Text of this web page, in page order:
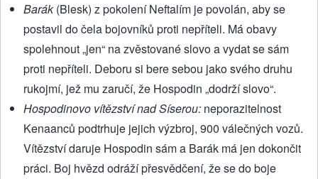
Barák(Blesk) z pokolení Neftalím je povolán, aby se
postavil do čela bojovníků proti nepříteli. Má obavy
spolehnout „jen“ na zvěstované slovo a vydat se sám
proti nepříteli. Deboru si bere sebou jako svého druhu
rukojmí, jež mu zaručí, že Hospodin „dodrží slovo“.
Hospodinovo vítězství nad Síserou: neporazitelnost
Kenaanců podtrhuje jejich výzbroj, 900 válečných vozů.
Vítězství daruje Hospodin sám a Barák má jen dokončit
práci. Boj hvězd odráží přesvědčení, že se do boje